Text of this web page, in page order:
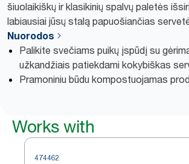
šiuolaikiškų ir klasikinių spalvų paletės
labiausiai jūsų stalą papuošiančias
Nuorodos
Palikite svečiams puikų įspūdį su
užkandžiais patiekdami kokybiškas
Pramoniniu būdu kompostuojamas
Works with
474462